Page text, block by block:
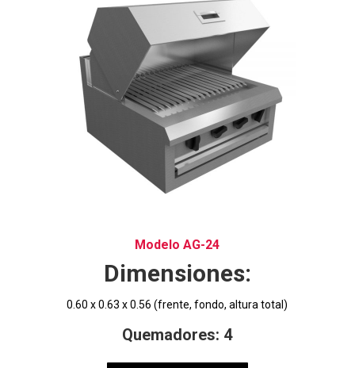
Modelo AG-24
Dimensiones:
0.60 x 0.63 x 0.56 (frente, fondo, altura total)
Quemadores: 4